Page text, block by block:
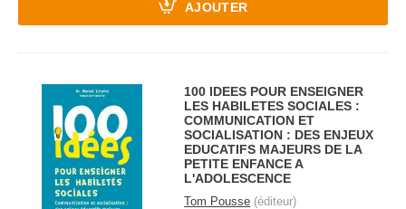
AJOUTER
100 IDEES POUR ENSEIGNER
LES HABILETES SOCIALES :
COMMUNICATION ET
SOCIALISATION : DES ENJEUX
EDUCATIFS MAJEURS DE LA
PETITE ENFANCE A
L'ADOLESCENCE
Tom Pousse (éditeur)